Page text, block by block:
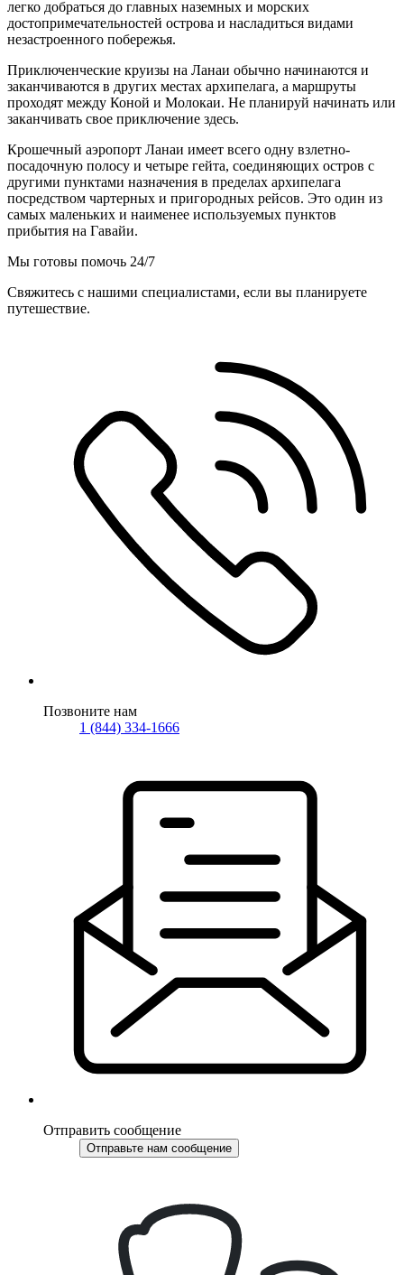
легко добраться до главных наземных и морских
достопримечательностей острова и насладиться видами
незастроенного побережья.
Приключенческие круизы на Ланаи обычно начинаются и
заканчиваются в других местах архипелага, а маршруты
проходят между Коной и Молокаи. Не планируй начинать или
заканчивать свое приключение здесь.
Крошечный аэропорт Ланаи имеет всего одну взлетно-
посадочную полосу и четыре гейта, соединяющих остров с
другими пунктами назначения в пределах архипелага
посредством чартерных и пригородных рейсов. Это один из
самых маленьких и наименее используемых пунктов
прибытия на Гавайи.
Мы готовы помочь 24/7
Свяжитесь с нашими специалистами, если вы планируете
путешествие.
Позвоните нам
1 (844) 334-1666
Отправить сообщение
Отправьте нам сообщение